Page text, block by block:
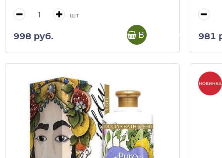
шт
998 руб. В корзину 981
НОВИНКА